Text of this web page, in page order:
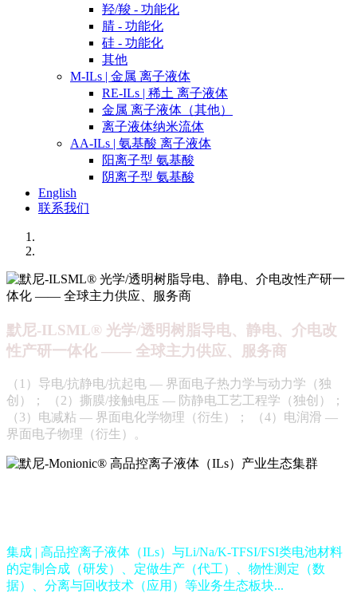
羟/羧 - 功能化
腈 - 功能化
硅 - 功能化
其他
M-ILs | 金属 离子液体
RE-ILs | 稀土 离子液体
金属 离子液体（其他）
离子液体纳米流体
AA-ILs | 氨基酸 离子液体
阳离子型 氨基酸
阴离子型 氨基酸
English
联系我们
默尼-ILSML® 光学/透明树脂导电、静电、介电改
性产研一体化 —— 全球主力供应、服务商
（1）导电/抗静电/抗起电 — 界面电子热力学与动力学（独
创）； （2）撕膜/接触电压 — 防静电工艺工程学（独创）；
（3）电减粘 — 界面电化学物理（衍生）； （4）电润滑 —
界面电子物理（衍生）。
集成 | 高品控离子液体（ILs）与Li/Na/K-TFSI/FSI类电池材料
的定制合成（研发）、定做生产（代工）、物性测定（数
据）、分离与回收技术（应用）等业务生态板块...